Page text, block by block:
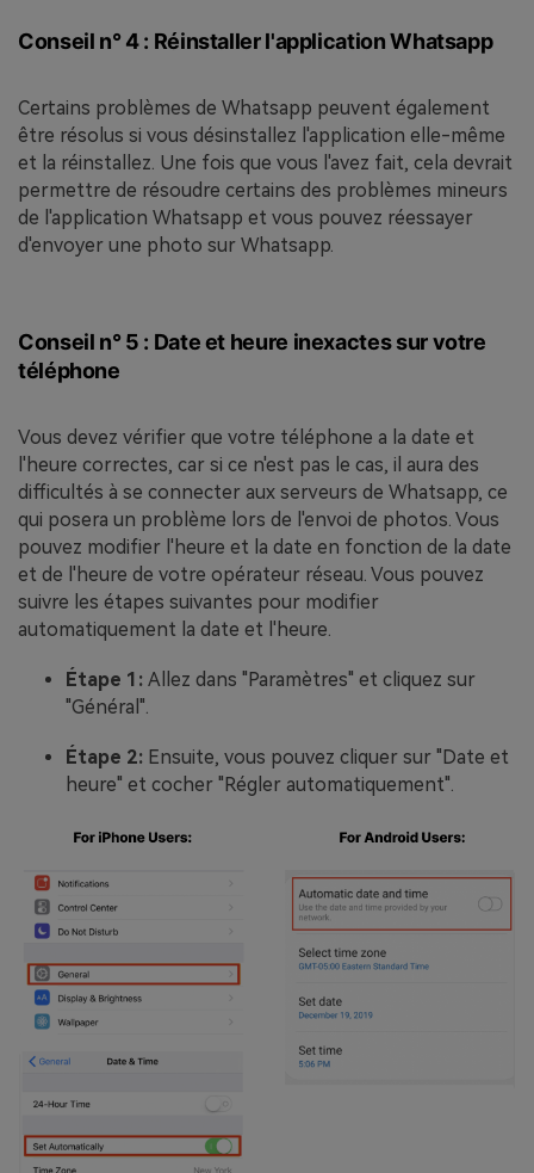
Conseil n° 4 : Réinstaller l'application Whatsapp
Certains problèmes de Whatsapp peuvent également
être résolus si vous désinstallez l'application elle-même
et la réinstallez. Une fois que vous l'avez fait, cela devrait
permettre de résoudre certains des problèmes mineurs
de l'application Whatsapp et vous pouvez réessayer
d'envoyer une photo sur Whatsapp.
Conseil n° 5 : Date et heure inexactes sur votre
téléphone
Vous devez vérifier que votre téléphone a la date et
l'heure correctes, car si ce n'est pas le cas, il aura des
difficultés à se connecter aux serveurs de Whatsapp, ce
qui posera un problème lors de l'envoi de photos. Vous
pouvez modifier l'heure et la date en fonction de la date
et de l'heure de votre opérateur réseau. Vous pouvez
suivre les étapes suivantes pour modifier
automatiquement la date et l'heure.
Étape 1: Allez dans "Paramètres" et cliquez sur
"Général".
Étape 2: Ensuite, vous pouvez cliquer sur "Date et
heure" et cocher "Régler automatiquement".